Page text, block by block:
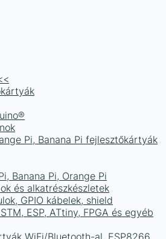
Pi, Banana Pi fejlesztőkártyák
Banana Pi, Orange Pi
és alkatrészkészletek
GPIO kábelek, shield
ESP, ATtiny, FPGA és egyéb
WiFi/Bluetooth-al, ESP8266,